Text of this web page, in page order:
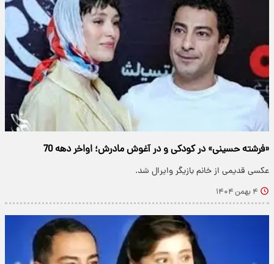
«فرشته حسینی» در کودکی و در آغوش مادرش؛ اواخر دهه 70
عکسی قدیمی از خانم بازیگر وایرال شد.
۴ بهمن ۱۴۰۴